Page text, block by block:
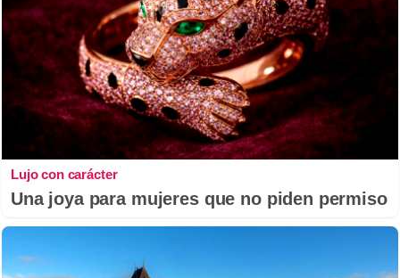
Lujo con carácter
Una joya para mujeres que no piden permiso